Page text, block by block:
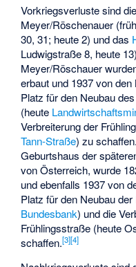
Vorkriegsverluste sind
Meyer/Röschenauer
30, 31; heute 2) und das
Ludwigstraße 8, heute
Meyer/Röschauer
erbaut und 1937 von
Platz für den Neubau
(heute
Verbreiterung der
Tann-Straße) zu
Geburtshaus der
von Österreich, wurde
und ebenfalls 1937 von
Platz für den Neubau
Bundesbank) und die
Frühlingsstraße (heute
schaffen.[3][4]